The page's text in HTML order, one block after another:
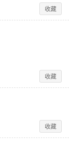
收藏
收藏
收藏